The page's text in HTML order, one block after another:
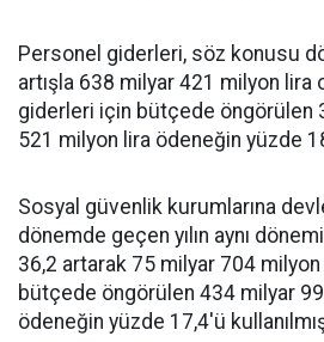
Personel giderleri, söz konusu
artışla 638 milyar 421 milyon lira
giderleri için bütçede öngörülen
521 milyon lira ödeneğin yüzde
Sosyal güvenlik kurumlarına
dönemde geçen yılın aynı
36,2 artarak 75 milyar 704
bütçede öngörülen 434 milyar
ödeneğin yüzde 17,4'ü